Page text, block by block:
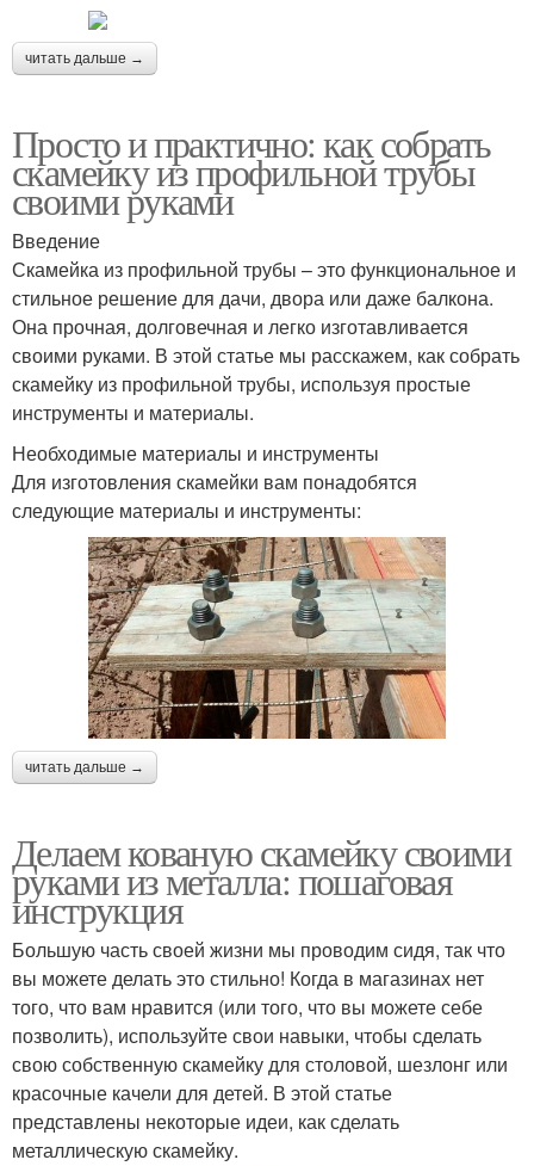
читать дальше →
Просто и практично: как собрать
скамейку из профильной трубы
своими руками
Введение
Скамейка из профильной трубы – это функциональное и
стильное решение для дачи, двора или даже балкона.
Она прочная, долговечная и легко изготавливается
своими руками. В этой статье мы расскажем, как собрать
скамейку из профильной трубы, используя простые
инструменты и материалы.
Необходимые материалы и инструменты
Для изготовления скамейки вам понадобятся
следующие материалы и инструменты:
читать дальше →
Делаем кованую скамейку своими
руками из металла: пошаговая
инструкция
Большую часть своей жизни мы проводим сидя, так что
вы можете делать это стильно! Когда в магазинах нет
того, что вам нравится (или того, что вы можете себе
позволить), используйте свои навыки, чтобы сделать
свою собственную скамейку для столовой, шезлонг или
красочные качели для детей. В этой статье
представлены некоторые идеи, как сделать
металлическую скамейку.